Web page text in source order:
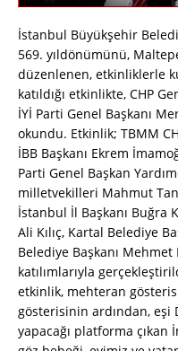
İstanbul Büyükşehir
569. yıldönümünü,
düzenlenen, etkinliklerle
katıldığı etkinlikte, CHP
İYİ Parti Genel Başkanı
okundu. Etkinlik; TBMM
İBB Başkanı Ekrem
Parti Genel Başkan
milletvekilleri Mahmut
İstanbul İl Başkanı Buğra
Ali Kılıç, Kartal Belediye
Belediye Başkanı
katılımlarıyla
etkinlik, mehteran
gösterisinin ardından, eşi
yapacağı platforma çıkan